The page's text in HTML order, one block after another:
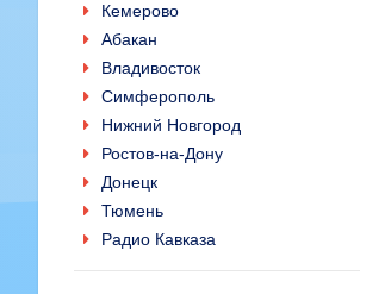
Кемерово
Абакан
Владивосток
Симферополь
Нижний Новгород
Ростов-на-Дону
Донецк
Тюмень
Радио Кавказа